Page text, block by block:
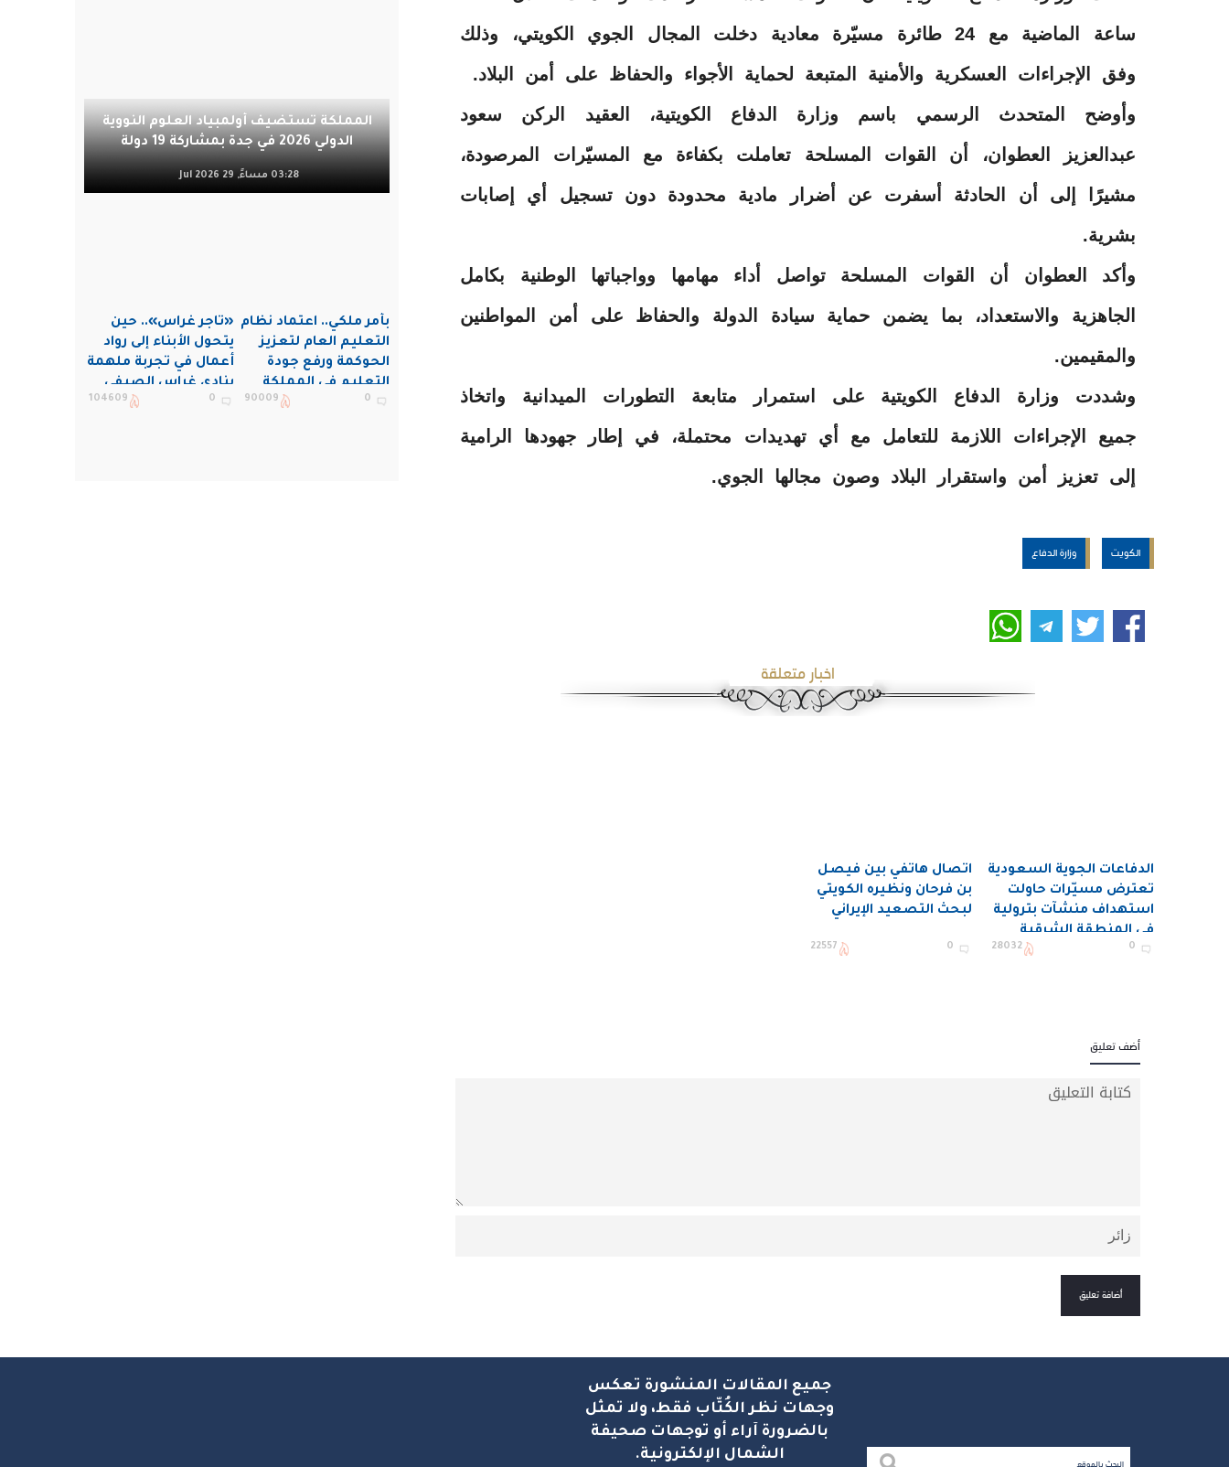
ساعة الماضية مع 24 طائرة مسيّرة معادية دخلت المجال الجوي الكويتي، وذلك
وفق الإجراءات العسكرية والأمنية المتبعة لحماية الأجواء والحفاظ على أمن البلاد.
وأوضح المتحدث الرسمي باسم وزارة الدفاع الكويتية، العقيد الركن سعود
عبدالعزيز العطوان، أن القوات المسلحة تعاملت بكفاءة مع المسيّرات المرصودة،
مشيرًا إلى أن الحادثة أسفرت عن أضرار مادية محدودة دون تسجيل أي إصابات
بشرية.
وأكد العطوان أن القوات المسلحة تواصل أداء مهامها وواجباتها الوطنية بكامل
الجاهزية والاستعداد، بما يضمن حماية سيادة الدولة والحفاظ على أمن المواطنين
والمقيمين.
وشددت وزارة الدفاع الكويتية على استمرار متابعة التطورات الميدانية واتخاذ
جميع الإجراءات اللازمة للتعامل مع أي تهديدات محتملة، في إطار جهودها الرامية
إلى تعزيز أمن واستقرار البلاد وصون مجالها الجوي.
الكويت وزارة الدفاع
اخبار متعلقة
الدفاعات الجوية السعودية
تعترض مسيّرات حاولت
استهداف منشآت بترولية
في المنطقة الشرقية
0
28032
اتصال هاتفي بين فيصل
بن فرحان ونظيره الكويتي
لبحث التصعيد الإيراني
0
22557
أضف تعليق
المملكة تستضيف أولمبياد العلوم النووية
الدولي 2026 في جدة بمشاركة 19 دولة
03:28 مساءً, 29 Jul 2026
بأمر ملكي.. اعتماد نظام
التعليم العام لتعزيز
الحوكمة ورفع جودة
التعليم في المملكة
0
90009
«تاجر غراس».. حين
يتحول الأبناء إلى رواد
أعمال في تجربة ملهمة
بنادي غراس الصيفي
بالجبيل
0
104609
جميع المقالات المنشورة تعكس
وجهات نظر الكُتّاب فقط، ولا تمثل
بالضرورة آراء أو توجهات صحيفة
الشمال الإلكترونية.